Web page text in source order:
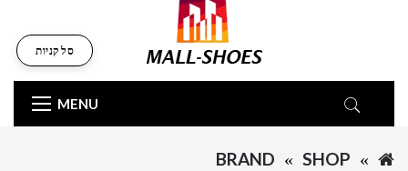
MENU
סל קניות
SHOP
BRAND